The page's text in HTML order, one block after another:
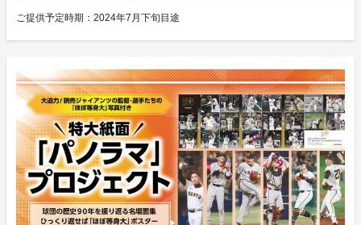
ご提供予定時期：2024年7月下旬目途